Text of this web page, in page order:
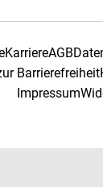
KarriereAGB
Barrierefreiheit
Impressum